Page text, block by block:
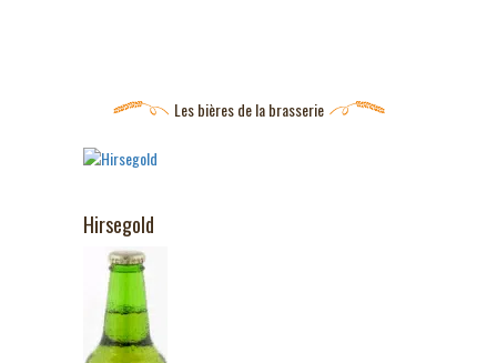
Les bières de la brasserie
Hirsegold